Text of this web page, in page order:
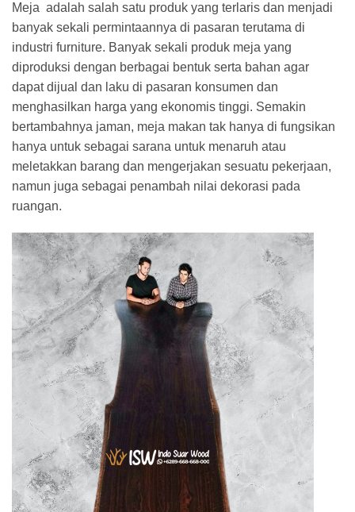
Meja adalah salah satu produk yang terlaris dan menjadi
banyak sekali permintaannya di pasaran terutama di
industri furniture. Banyak sekali produk meja yang
diproduksi dengan berbagai bentuk serta bahan agar
dapat dijual dan laku di pasaran konsumen dan
menghasilkan harga yang ekonomis tinggi. Semakin
bertambahnya jaman, meja makan tak hanya di fungsikan
hanya untuk sebagai sarana untuk menaruh atau
meletakkan barang dan mengerjakan sesuatu pekerjaan,
namun juga sebagai penambah nilai dekorasi pada
ruangan.